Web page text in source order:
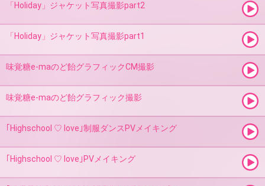
「Holiday」ジャケット写真撮影part2
「Holiday」ジャケット写真撮影part1
味覚糖e-maのど飴グラフィックCM撮影
味覚糖e-maのど飴グラフィック撮影
｢Highschool ♡ love｣制服ダンスPVメイキング
｢Highschool ♡ love｣PVメイキング